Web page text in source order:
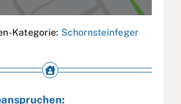
Kategorie: Schornsteinfeger